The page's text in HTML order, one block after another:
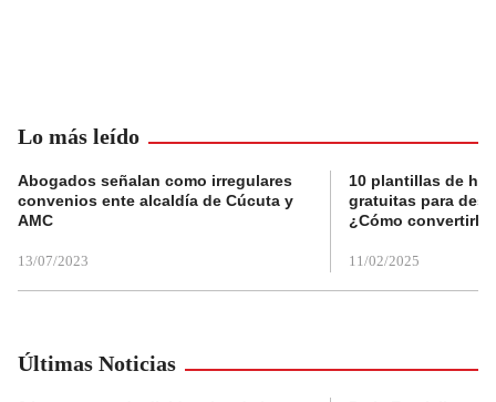
Lo más leído
Abogados señalan como irregulares
convenios ente alcaldía de Cúcuta y
AMC
13/07/2023
10 plantillas de
gratuitas para
¿Cómo convertirla
11/02/2025
Últimas Noticias